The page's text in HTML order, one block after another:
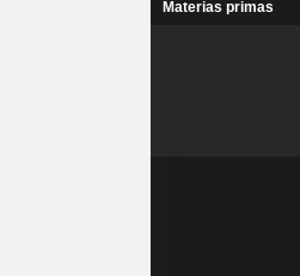
Materias primas